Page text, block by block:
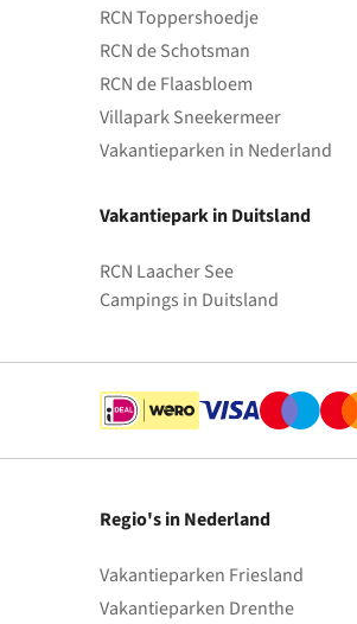
RCN Toppershoedje
RCN de Schotsman
RCN de Flaasbloem
Villapark Sneekermeer
Vakantieparken in Nederland
Vakantiepark in Duitsland
RCN Laacher See
Campings in Duitsland
Regio's in Nederland
Vakantieparken Friesland
Vakantieparken Drenthe